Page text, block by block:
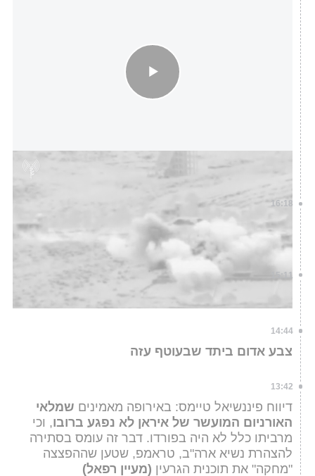
השמידו מבנה בכפר חולא ששימש את חיזבאללה לנסיונות איסוף
מודיעין על פעילות כוחות צה"ל
דובר צה"ל
16:18
ברצועה טוענים: הרוג ומספר פצועים בעקבות תקיפה
בג'באליה
15:11
דובר צה"ל על האזעקה ביתד: זיהוי שווא
14:44
צבע אדום ביתד שבעוטף עזה
13:42
דיווח פיננשיאל טיימס: באירופה מאמינים שמלאי
האורניום המועשר של איראן לא נפגע ברובו, וכי
מרביתו כלל לא היה בפורדו. דבר זה עומס בסתירה
להצהרת נשיא ארה"ב, טראמפ, שטען שההפצצה
"מחקה" את תוכנית הגרעין (מעיין רפאל)